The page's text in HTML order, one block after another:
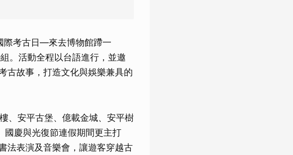
際考古日—來去博物館蹛一
。活動全程以台語進行，並邀
古故事，打造文化與娛樂兼具的
、安平古堡、億載金城、安平樹
國慶與光復節連假期間更主打
法表演及音樂會，讓遊客穿越古